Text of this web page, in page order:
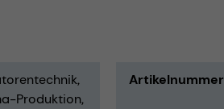
Produktion
Artikelnummer